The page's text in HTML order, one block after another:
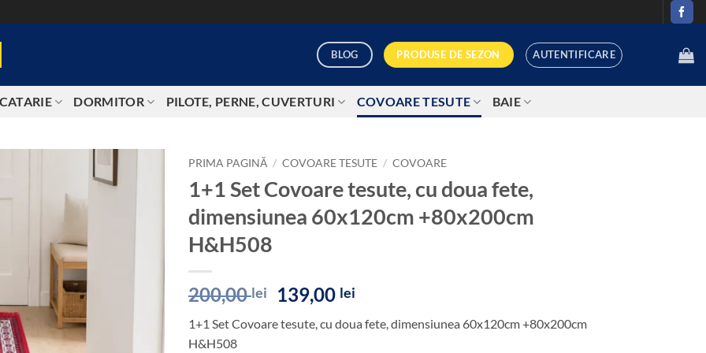
BLOG PRODUSE DE SEZON AUTENTIFICARE
DORMITOR PILOTE, PERNE, CUVERTURI COVOARE TESUTE BAIE
PRIMA PAGINĂ / COVOARE TESUTE / COVOARE
1+1 Set Covoare tesute, cu doua fete,
dimensiunea 60x120cm +80x200cm
H&H508
200,00lei
Prețul
inițial
a
139,00 lei
este:
1+1 Set Covoare tesute, cu doua fete, dimensiunea 60x120cm +80x200cm
H&H508